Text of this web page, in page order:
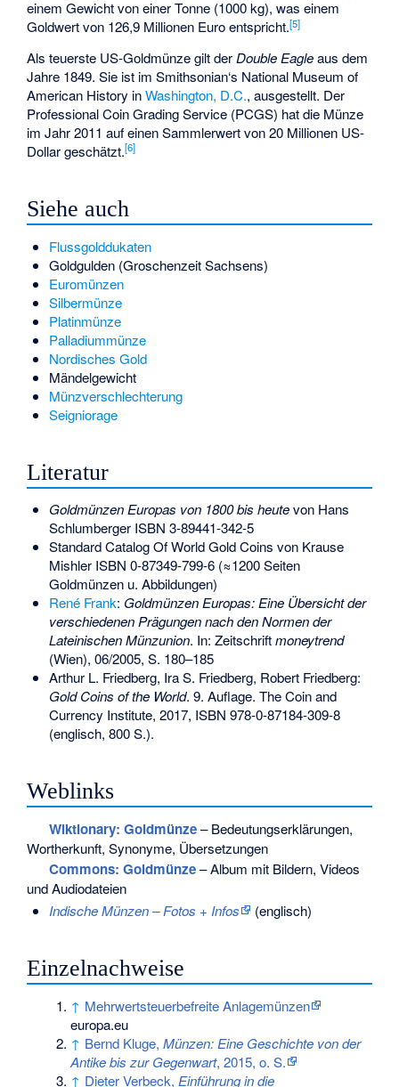
einem Gewicht von einer Tonne (1000 kg), was einem
Goldwert von 126,9 Millionen Euro entspricht.[5]
Als teuerste US-Goldmünze gilt derDouble Eagleaus dem
Jahre 1849. Sie ist im Smithsonian‘s National Museum of
American History inWashington, D.C., ausgestellt. Der
Professional Coin Grading Service (PCGS) hat die Münze
im Jahr 2011 auf einen Sammlerwert von 20 Millionen US-
Dollar geschätzt.[6]
Siehe auch
Flussgolddukaten
Goldgulden (Groschenzeit Sachsens)
Euromünzen
Silbermünze
Platinmünze
Palladiummünze
Nordisches Gold
Mändelgewicht
Münzverschlechterung
Seigniorage
Literatur
Goldmünzen Europas von 1800 bis heutevon Hans
Schlumberger ISBN 3-89441-342-5
Standard Catalog Of World Gold Coins von Krause
Mishler ISBN 0-87349-799-6(≈1200 Seiten
Goldmünzen u. Abbildungen)
René Frank: Goldmünzen Europas: Eine Übersicht der
verschiedenen Prägungen nach den Normen der
Lateinischen Münzunion. In: Zeitschriftmoneytrend
(Wien), 06/2005, S. 180–185
Arthur L. Friedberg, Ira S. Friedberg, Robert Friedberg:
Gold Coins of the World. 9. Auflage. The Coin and
Currency Institute, 2017, ISBN 978-0-87184-309-8
(englisch, 800 S.).
Weblinks
Wiktionary: Goldmünze– Bedeutungserklärungen,
Wortherkunft, Synonyme, Übersetzungen
Commons: Goldmünze– Album mit Bildern, Videos
und Audiodateien
Indische Münzen – Fotos + Infos
(englisch)
Einzelnachweise
↑ Mehrwertsteuerbefreite Anlagemünzen
europa.eu
↑ Bernd Kluge,Münzen: Eine Geschichte von der
Antike bis zur Gegenwart, 2015, o. S.
↑ Dieter Verbeck, Einführung in die